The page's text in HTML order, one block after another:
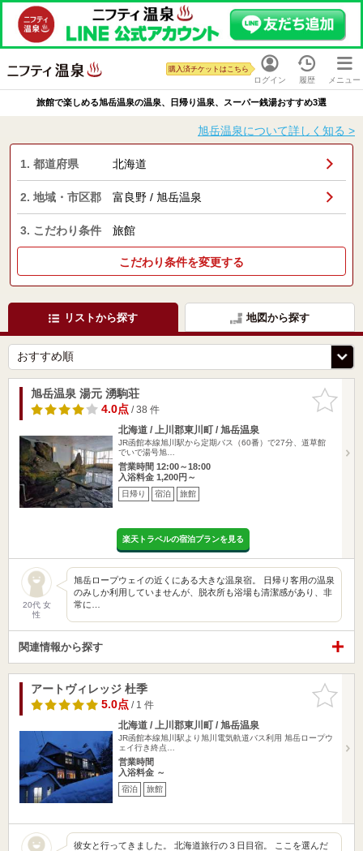
ログイン
購入済チケットはこちら
履歴 メニュー
旅館で楽しめる旭岳温泉の温泉、日帰り温泉、スーパー銭湯おすすめ3選
旭岳温泉について詳しく知る >
1. 都道府県 北海道
2. 地域・市区郡 富良野 / 旭岳温泉
3. こだわり条件 旅館
こだわり条件を変更する
リストから探す 地図から探す
お気に入
りに追加
旭岳温泉 湯元 湧駒荘
4.0点/ 38 件
北海道 / 上川郡東川町 / 旭岳温泉
JR函館本線旭川駅から定期バス（60番）で27分、道草館
でいで湯号旭…
営業時間 12:00～18:00
入浴料金 1,200円～
日帰り 宿泊 旅館
楽天トラベルの宿泊プランを見る
20代 女
性
旭岳ロープウェイの近くにある大きな温泉宿。 日帰り客用の温泉
のみしか利用していませんが、脱衣所も浴場も清潔感があり、非
常に…
関連情報から探す
お気に入
りに追加
アートヴィレッジ 杜季
5.0点/ 1 件
北海道 / 上川郡東川町 / 旭岳温泉
JR函館本線旭川駅より旭川電気軌道バス利用 旭岳ロープウ
ェイ行き終点…
営業時間
入浴料金 ～
宿泊 旅館
彼女と行ってきました。 北海道旅行の３日目宿。 ここを選んだ